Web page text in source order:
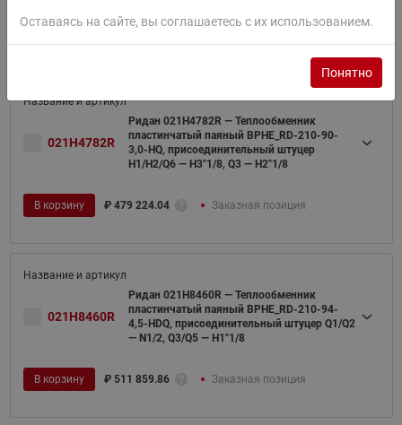
913 489.42
021H4782R
Ридан 021H4782R — Теплообменник
пластинчатый паяный BPHE_RD-210-90-
3,0-HQ, присоединительный штуцер
H1/H2/Q6 — H3"1/8, Q3 — H2"1/8
В корзину ₽ 479 224.04 Заказная позиция
021H8460R
Ридан 021H8460R — Теплообменник
пластинчатый паяный BPHE_RD-210-94-
4,5-HDQ, присоединительный штуцер Q1/Q2
— N1/2, Q3/Q5 — H1"1/8
В корзину ₽ 511 859.86 Заказная позиция
Оставаясь на сайте, вы соглашаетесь с их использованием.
Понятно